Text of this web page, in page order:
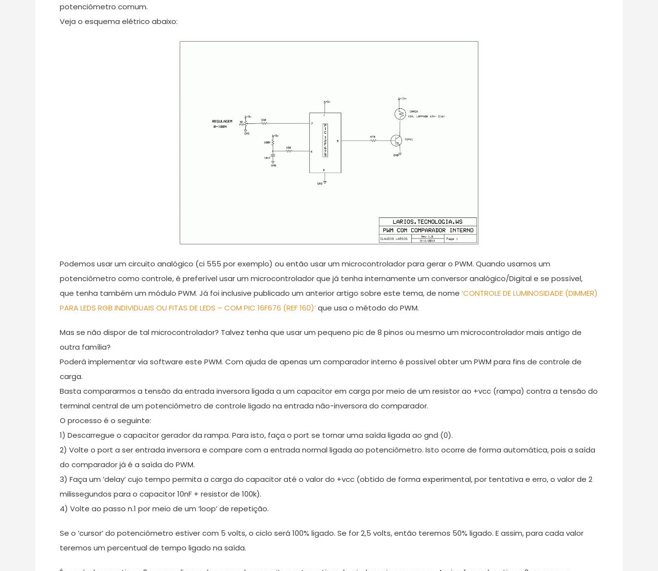
potenciômetro comum.
Veja o esquema elétrico abaixo:
Podemos usar um circuito analógico (ci 555 por exemplo) ou então usar um microcontrolador para gerar o PWM. Quando usamos um
potenciômetro como controle, é preferível usar um microcontrolador que já tenha internamente um conversor analógico/Digital e se possível,
que tenha também um módulo PWM. Já foi inclusive publicado um anterior artigo sobre este tema, de nome ‘CONTROLE DE LUMINOSIDADE (DIMMER)
PARA LEDS RGB INDIVIDUAIS OU FITAS DE LEDS – COM PIC 16F676 (REF 160)’que usa o método do PWM.
Mas se não dispor de tal microcontrolador? Talvez tenha que usar um pequeno pic de 8 pinos ou mesmo um microcontrolador mais antigo de
outra família?
Poderá implementar via software este PWM. Com ajuda de apenas um comparador interno é possível obter um PWM para fins de controle de
carga.
Basta compararmos a tensão da entrada inversora ligada a um capacitor em carga por meio de um resistor ao +vcc (rampa) contra a tensão do
terminal central de um potenciômetro de controle ligado na entrada não-inversora do comparador.
O processo é o seguinte:
1) Descarregue o capacitor gerador da rampa. Para isto, faça o port se tornar uma saída ligada ao gnd (0).
2) Volte o port a ser entrada inversora e compare com a entrada normal ligada ao potenciômetro. Isto ocorre de forma automática, pois a saída
do comparador já é a saída do PWM.
3) Faça um ‘delay’ cujo tempo permita a carga do capacitor até o valor do +vcc (obtido de forma experimental, por tentativa e erro, o valor de 2
milissegundos para o capacitor 10nF + resistor de 100k).
4) Volte ao passo n.1 por meio de um ‘loop’ de repetição.
Se o ‘cursor’ do potenciômetro estiver com 5 volts, o ciclo será 100% ligado. Se for 2,5 volts, então teremos 50% ligado. E assim, para cada valor
teremos um percentual de tempo ligado na saída.